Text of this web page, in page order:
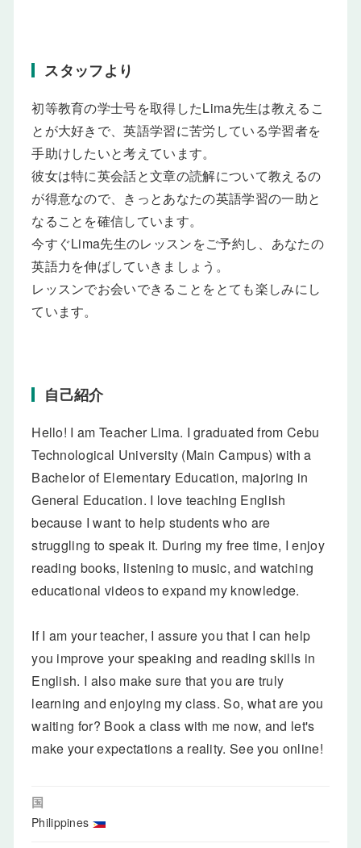
スタッフより
初等教育の学士号を取得したLima先生は教えるこ
とが大好きで、英語学習に苦労している学習者を
手助けしたいと考えています。
彼女は特に英会話と文章の読解について教えるの
が得意なので、きっとあなたの英語学習の一助と
なることを確信しています。
今すぐLima先生のレッスンをご予約し、あなたの
英語力を伸ばしていきましょう。
レッスンでお会いできることをとても楽しみにし
ています。
自己紹介
Hello! I am Teacher Lima. I graduated from Cebu
Technological University (Main Campus) with a
Bachelor of Elementary Education, majoring in
General Education. I love teaching English
because I want to help students who are
struggling to speak it. During my free time, I enjoy
reading books, listening to music, and watching
educational videos to expand my knowledge.
If I am your teacher, I assure you that I can help
you improve your speaking and reading skills in
English. I also make sure that you are truly
learning and enjoying my class. So, what are you
waiting for? Book a class with me now, and let's
make your expectations a reality. See you online!
国
Philippines